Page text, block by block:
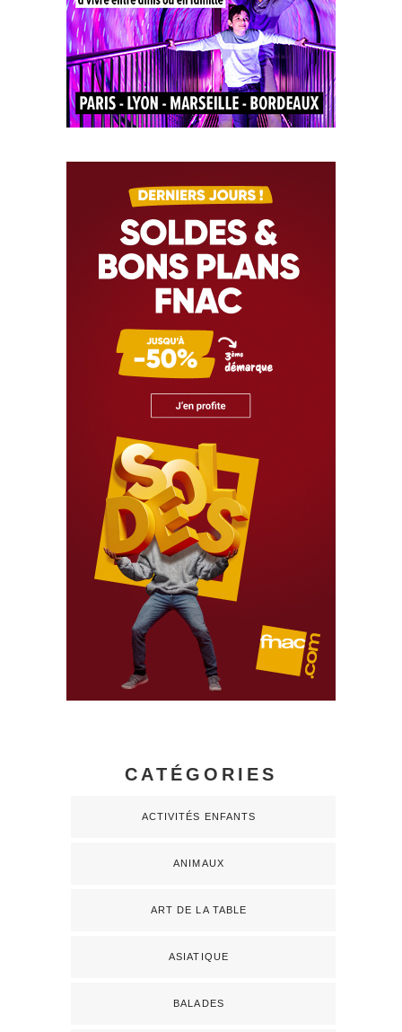
CATÉGORIES
ACTIVITÉS ENFANTS
ANIMAUX
ART DE LA TABLE
ASIATIQUE
BALADES